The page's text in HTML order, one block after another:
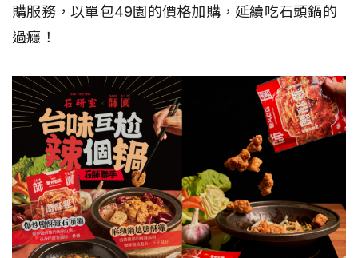
購服務，以單包49園的價格加購，延續吃石頭鍋的
過癮！